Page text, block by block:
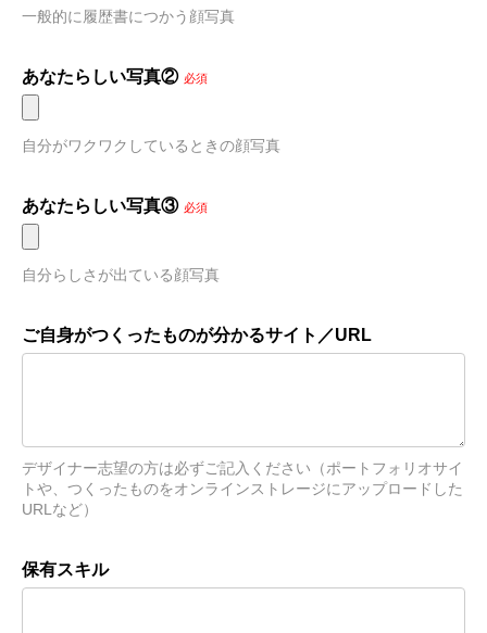
一般的に履歴書につかう顔写真
あなたらしい写真② 必須
自分がワクワクしているときの顔写真
あなたらしい写真③ 必須
自分らしさが出ている顔写真
ご自身がつくったものが分かるサイト／URL
デザイナー志望の方は必ずご記入ください（ポートフォリオサイ
トや、つくったものをオンラインストレージにアップロードした
URLなど）
保有スキル